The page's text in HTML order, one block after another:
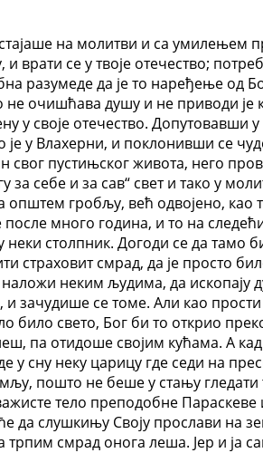
на молитви и са умилењем
врати се у твоје отечество;
разумеде да је то наређење од
не очишћава душу и не приводи је
у своје отечество. Допутовавши
у Влахерни, и поклонивши се
свог пустињског живота, него
себе и за сав“ свет и тако у
гробљу, већ одвојено, као
много година, и то на
столпник. Догоди се да тамо
страховит смрад, да је просто
неким људима, да ископају
зачудише се томе. Али као
свето, Бог би то открио
па отидоше својим кућама. А кад
сну неку царицу где седи на
пошто не беше у стању гледати
тело преподобне
да слушкињу Своју прослави на
смрад онога леша. Јер и ја